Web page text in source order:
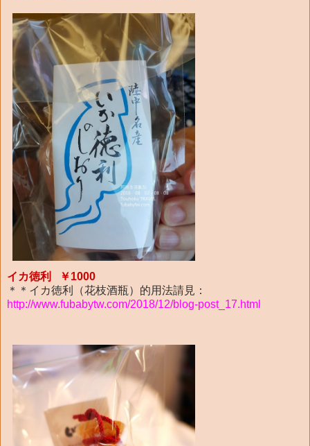
イカ徳利 ￥1000
＊＊イカ徳利（花枝酒瓶）的用法請見：
http://www.fubabytw.com/2018/12/blog-post_17.html